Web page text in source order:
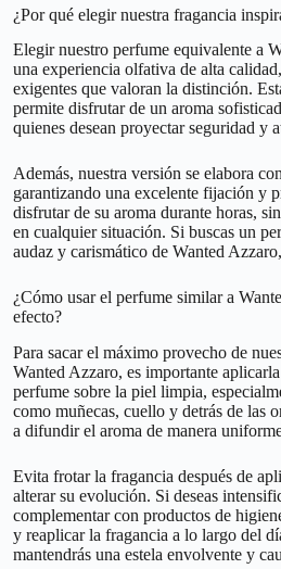
¿Por qué elegir nuestra fragancia
Elegir nuestro perfume equivalente a
una experiencia olfativa de alta
exigentes que valoran la distinción.
permite disfrutar de un aroma
quienes desean proyectar seguridad y
Además, nuestra versión se elabora
garantizando una excelente fijación y
disfrutar de su aroma durante horas,
en cualquier situación. Si buscas un
audaz y carismático de Wanted
¿Cómo usar el perfume similar a
efecto?
Para sacar el máximo provecho de
Wanted Azzaro, es importante
perfume sobre la piel limpia,
como muñecas, cuello y detrás de las
a difundir el aroma de manera
Evita frotar la fragancia después de
alterar su evolución. Si deseas
complementar con productos de
y reaplicar la fragancia a lo largo del
mantendrás una estela envolvente y